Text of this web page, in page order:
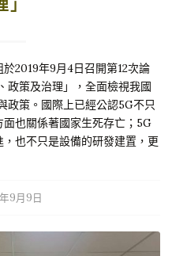
」
2019年9月4日召開第12次論
政策及治理」，全面檢視我國
政策。國際上已經公認5G不只
也關係著國家生死存亡；5G
也不只是設備的研發建置，更
希望掌控技術與智慧財產
9月9日